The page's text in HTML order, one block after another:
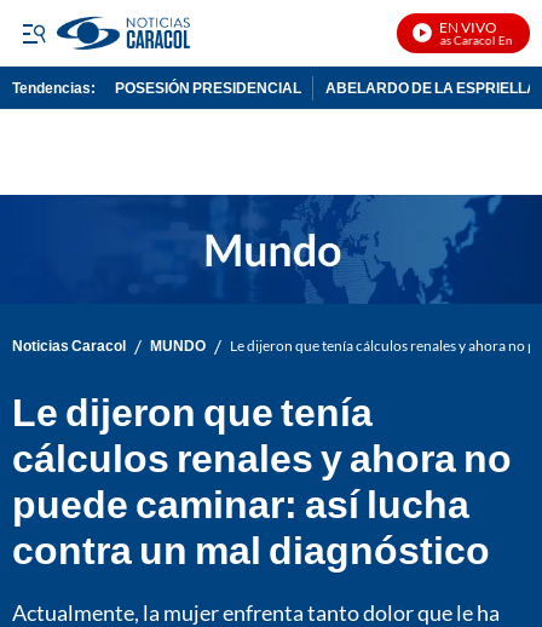
EN VIVO
Noticias Caracol En Vivo
Tendencias: POSESIÓN PRESIDENCIAL ABELARDO DE LA ESPRIELLA
Noticias Caracol / MUNDO / Le dijeron que tenía cálculos renales y ahora no
Le dijeron que tenía
cálculos renales y ahora no
puede caminar: así lucha
contra un mal diagnóstico
Actualmente, la mujer enfrenta tanto dolor que le ha